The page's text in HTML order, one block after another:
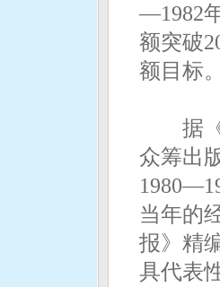
—1982
额突破
额目标
据《
众筹出
当年的
报》精
具代表